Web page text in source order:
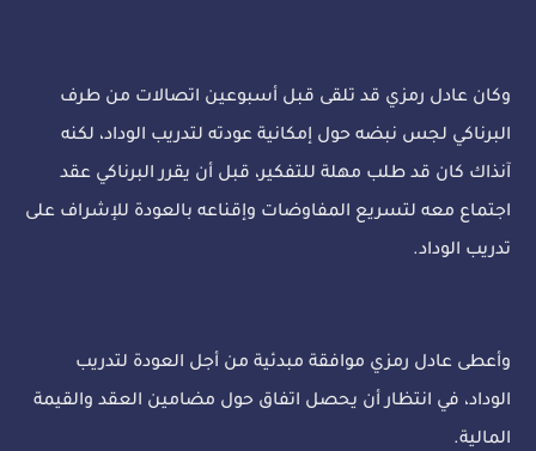
وكان عادل رمزي قد تلقى قبل أسبوعين اتصالات من طرف
البرناكي لجس نبضه حول إمكانية عودته لتدريب الوداد، لكنه
آنذاك كان قد طلب مهلة للتفكير، قبل أن يقرر البرناكي عقد
اجتماع معه لتسريع المفاوضات وإقناعه بالعودة للإشراف على
تدريب الوداد.
وأعطى عادل رمزي موافقة مبدئية من أجل العودة لتدريب
الوداد، في انتظار أن يحصل اتفاق حول مضامين العقد والقيمة
المالية.